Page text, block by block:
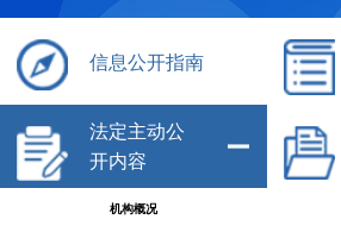
信息公开指南
法定主动公
开内容
机构概况